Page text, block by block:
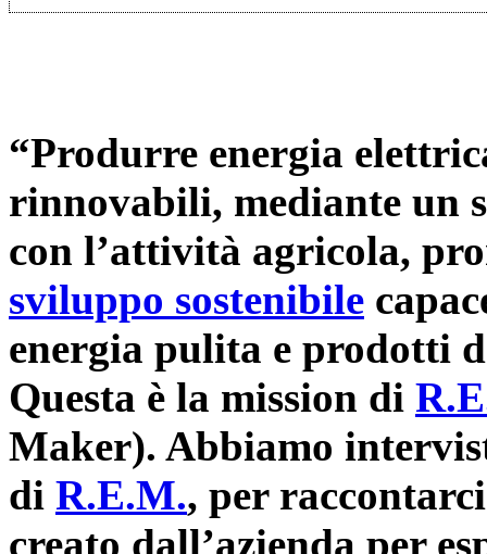
“Produrre energia
rinnovabili, mediante un
con l’attività agricola,
sviluppo sostenibile
energia pulita e prodotti
Questa è la mission di
Maker). Abbiamo
di R.E.M., per
creato dall’azienda per